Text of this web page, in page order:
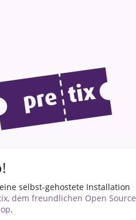
selbst-gehostete Installation
dem freundlichen Open Source
.